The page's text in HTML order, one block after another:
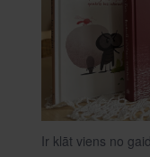
Ir klāt viens no